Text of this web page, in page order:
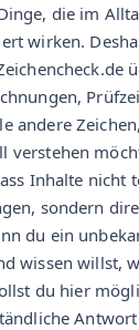
die im
wirken.
andere
verstehen
Inhalte nicht
sondern
du ein
wissen willst,
du hier